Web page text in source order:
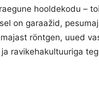
hooldekodu –
on garaažid,
röntgen, uued
ravikehakultuuriga